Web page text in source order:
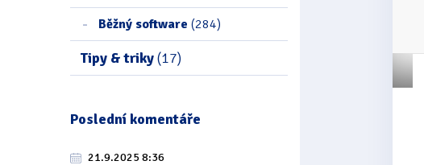
Běžný software (284)
Tipy & triky(17)
Poslední komentáře
21.9.2025 8:36